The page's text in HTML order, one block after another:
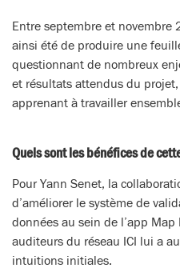
Entre septembre et novembre
ainsi été de produire une
questionnant de nombreux
et résultats attendus du
apprenant à travailler
Quels sont les bénéfices de
Pour Yann Senet, la
d’améliorer le système de
données au sein de l’app Map
auditeurs du réseau ICI lui a
intuitions initiales.